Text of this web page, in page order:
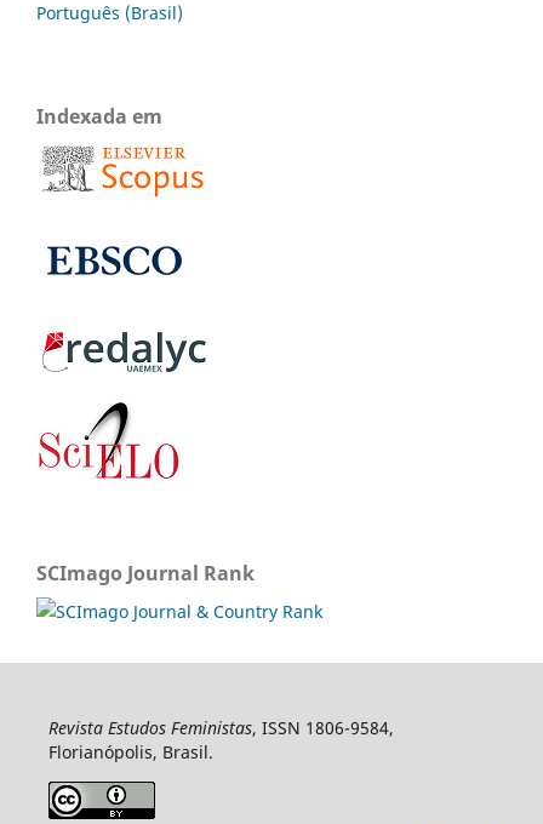
Português (Brasil)
Indexada em
SCImago Journal Rank
Revista Estudos Feministas, ISSN 1806-9584,
Florianópolis, Brasil.